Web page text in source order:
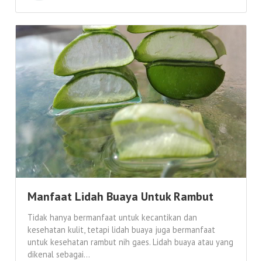
Manfaat Lidah Buaya Untuk Rambut
Tidak hanya bermanfaat untuk kecantikan dan
kesehatan kulit, tetapi lidah buaya juga bermanfaat
untuk kesehatan rambut nih gaes. Lidah buaya atau yang
dikenal sebagai...